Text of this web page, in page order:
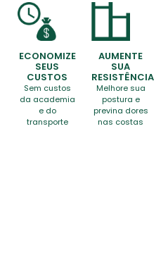
ECONOMIZE
SEUS
CUSTOS
Sem custos
da academia
e do
transporte
AUMENTE
SUA
RESISTÊNCIA
Melhore sua
postura e
previna dores
nas costas